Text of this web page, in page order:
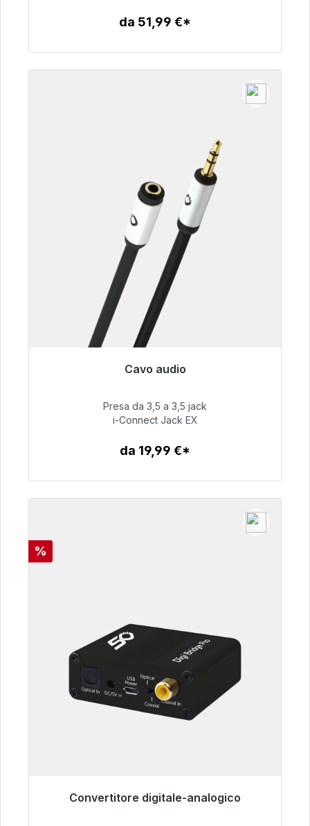
da 51,99 €*
Cavo audio
Pronto per la spedizione immediata, tempo di
51,99 €
Presa da 3,5 a 3,5 jack
i-Connect Jack EX
da 19,99 €*
Sconto
%
Convertitore digitale-analogico
Pronto per la spedizione immediata, tempo di